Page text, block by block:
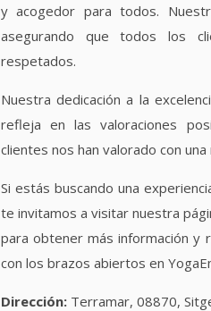
y acogedor para todos.
asegurando que todos los
respetados.
Nuestra dedicación a la
refleja en las valoraciones
clientes nos han valorado con
Si estás buscando una
te invitamos a visitar nuestra
para obtener más información y
con los brazos abiertos en
Dirección: Terramar, 08870,